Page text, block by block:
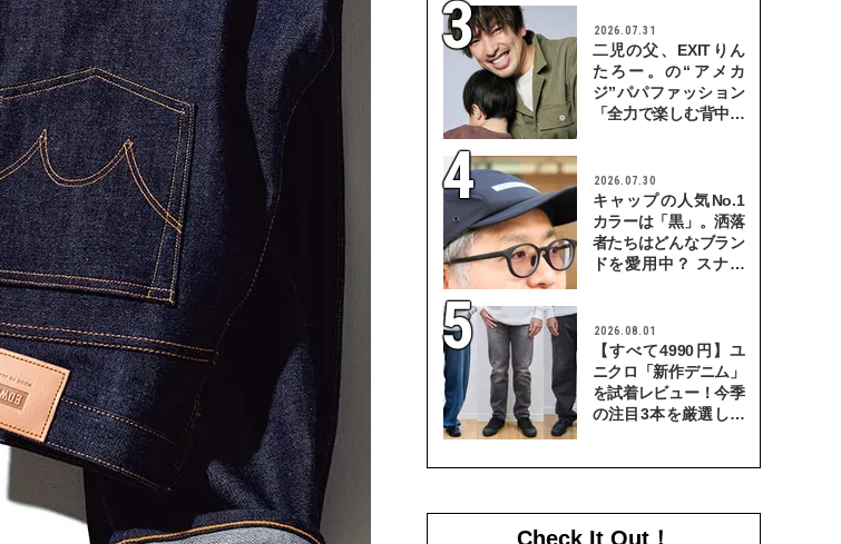
2026.07.31
二児の父、EXITりん
たろー。の“アメカ
ジ”パパファッション
「全力で楽しむ背中を
2026.07.30
キャップの人気No.1
カラーは「黒」。洒落
者たちはどんなブラン
ドを愛用中？ スナッ
2026.08.01
【すべて4990円】ユ
ニクロ「新作デニム」
を試着レビュー！今季
の注目3本を厳選して
Check It Out！